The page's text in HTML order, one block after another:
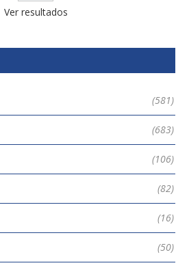
Ver resultados
(581)
(683)
(106)
(82)
(16)
(50)